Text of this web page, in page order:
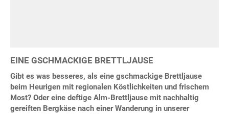
EINE GSCHMACKIGE BRETTLJAUSE
Gibt es was besseres, als eine gschmackige Brettljause
beim Heurigen mit regionalen Köstlichkeiten und frischem
Most? Oder eine deftige Alm-Brettljause mit nachhaltig
gereiften Bergkäse nach einer Wanderung in unserer